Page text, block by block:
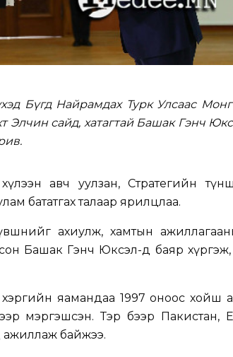
Бүгд Найрамдах Турк Улсаас
Элчин сайд, хатагтай Башак Гэнч
авч уулзан, Стратегийн
бататгах талаар ярилцлаа.
ахиулж, хамтын
Башак Гэнч Юксэл-д баяр
яамандаа 1997 оноос хойш
мэргэшсэн. Тэр бээр Пакистан,
ажиллаж байжээ.